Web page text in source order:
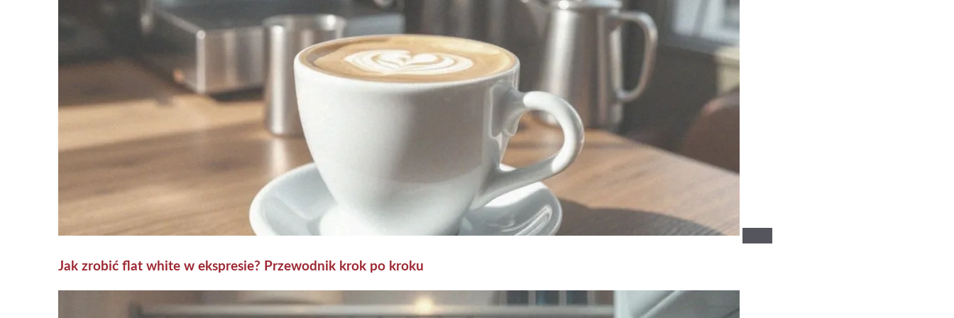
Jak zrobić flat white w ekspresie? Przewodnik krok po kroku